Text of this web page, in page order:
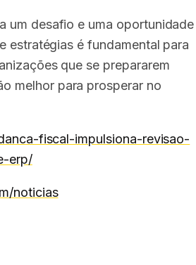
um desafio e uma oportunidade
estratégias é fundamental para
que se prepararem
melhor para prosperar no
fiscal-impulsiona-revisao-
erp/
noticias